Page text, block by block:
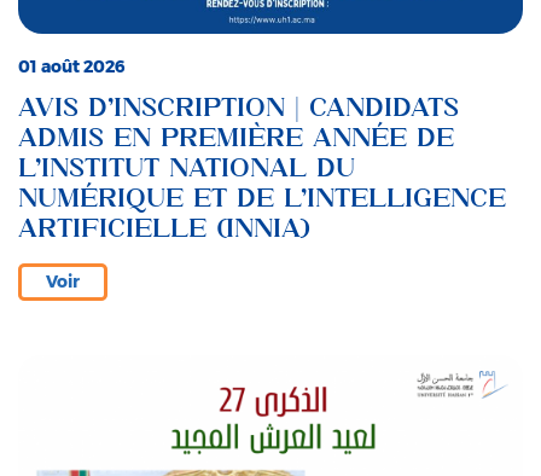
01 août 2026
AVIS D’INSCRIPTION | CANDIDATS
ADMIS EN PREMIÈRE ANNÉE DE
L’INSTITUT NATIONAL DU
NUMÉRIQUE ET DE L’INTELLIGENCE
ARTIFICIELLE (INNIA)
Voir